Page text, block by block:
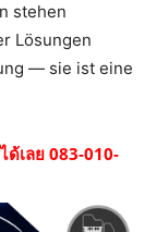
stehen
Lösungen
— sie ist eine
ด้เลย 083-010-